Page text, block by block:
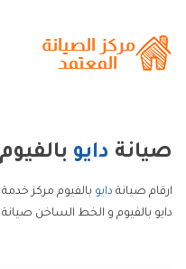
صيانة دايو بالفيوم
ارقام صيانة دايو بالفيوم مركز
دايو بالفيوم و الخط الساخن صيانة